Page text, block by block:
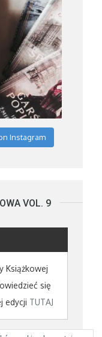
Instagram
VOL. 9
Książkowej
się
edycji TUTAJ